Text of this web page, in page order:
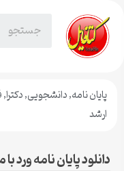
پایان نامه,دانشجویی,دکترا,
ارشد
دانلود پایان نامه